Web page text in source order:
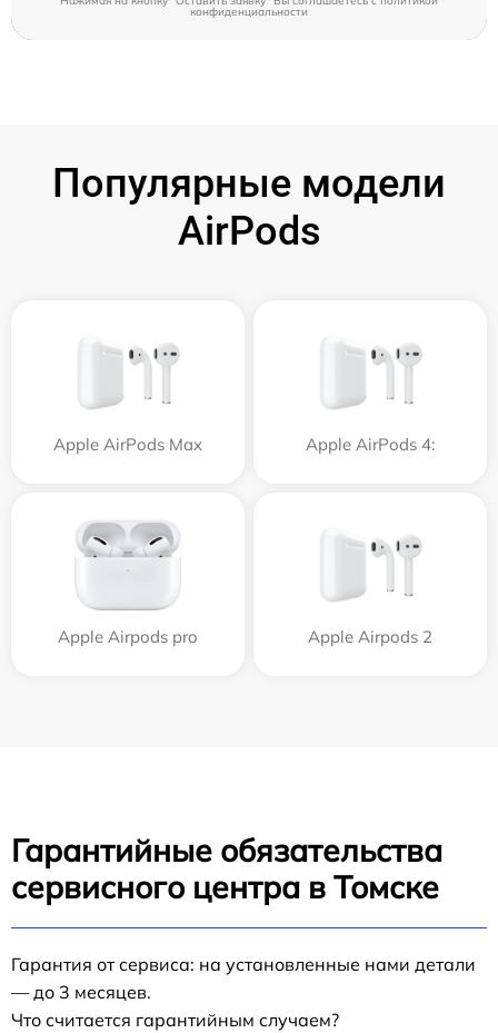
конфиденциальности
Популярные модели
AirPods
Apple AirPods Max Apple AirPods 4:
Apple Airpods pro Apple Airpods 2
Гарантийные обязательства
сервисного центра в Томске
Гарантия от сервиса: на установленные нами детали
— до 3 месяцев.
Что считается гарантийным случаем?